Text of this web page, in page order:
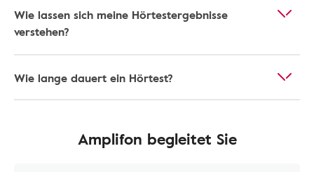
Wie lassen sich meine Hörtestergebnisse
verstehen?
Wie lange dauert ein Hörtest?
Amplifon begleitet Sie